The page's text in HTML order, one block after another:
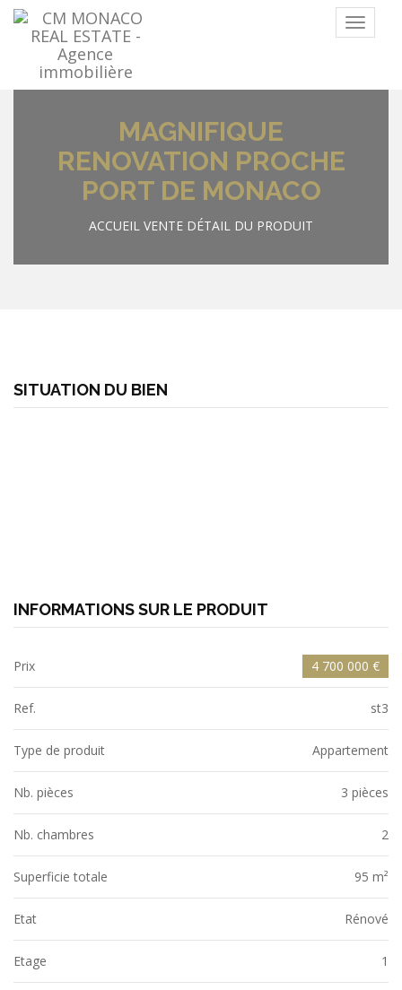
Menu
MAGNIFIQUE
RENOVATION PROCHE
PORT DE MONACO
ACCUEIL VENTE DÉTAIL DU PRODUIT
SITUATION DU BIEN
INFORMATIONS SUR LE PRODUIT
Prix 4 700 000 €
Ref. st3
Type de produit Appartement
Nb. pièces 3 pièces
Nb. chambres 2
Superficie totale 95 m²
Etat Rénové
Etage 1